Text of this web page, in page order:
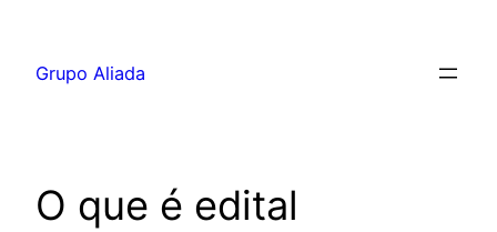
Grupo Aliada
O que é edital